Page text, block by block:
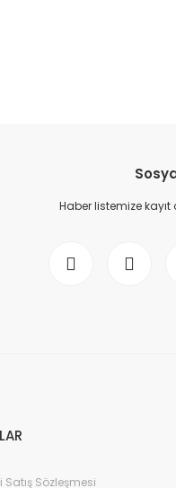
Haber listemize
Satış Sözleşmesi